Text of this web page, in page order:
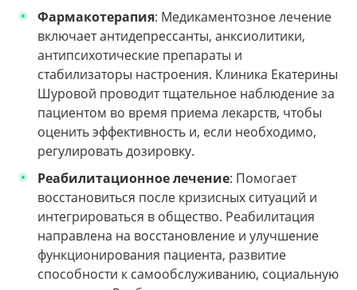
Фармакотерапия: Медикаментозное лечение
включает антидепрессанты, анксиолитики,
антипсихотические препараты и
стабилизаторы настроения. Клиника Екатерины
Шуровой проводит тщательное наблюдение за
пациентом во время приема лекарств, чтобы
оценить эффективность и, если необходимо,
регулировать дозировку.
Реабилитационное лечение: Помогает
восстановиться после кризисных ситуаций и
интегрироваться в общество. Реабилитация
направлена на восстановление и улучшение
функционирования пациента, развитие
способности к самообслуживанию, социальную